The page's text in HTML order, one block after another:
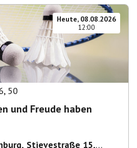
Heute, 08.08.2026
12:00
, 50
und Freude haben
Stievestraße 15,